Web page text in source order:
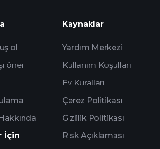
ol
öner
İçin
Kaynaklar
Yardım Merkezi
Kullanım Koşulları
Ev Kuralları
Çerez Politikası
Gizlilik Politikası
Risk Açıklaması